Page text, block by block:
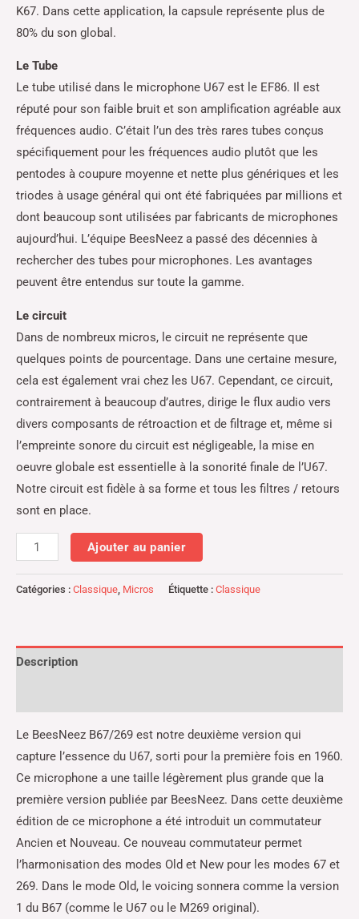
K67. Dans cette application, la capsule représente plus de
80% du son global.
Le Tube
Le tube utilisé dans le microphone U67 est le EF86. Il est
réputé pour son faible bruit et son amplification agréable aux
fréquences audio. C’était l’un des très rares tubes conçus
spécifiquement pour les fréquences audio plutôt que les
pentodes à coupure moyenne et nette plus génériques et les
triodes à usage général qui ont été fabriquées par millions et
dont beaucoup sont utilisées par fabricants de microphones
aujourd’hui. L’équipe BeesNeez a passé des décennies à
rechercher des tubes pour microphones. Les avantages
peuvent être entendus sur toute la gamme.
Le circuit
Dans de nombreux micros, le circuit ne représente que
quelques points de pourcentage. Dans une certaine mesure,
cela est également vrai chez les U67. Cependant, ce circuit,
contrairement à beaucoup d’autres, dirige le flux audio vers
divers composants de rétroaction et de filtrage et, même si
l’empreinte sonore du circuit est négligeable, la mise en
oeuvre globale est essentielle à la sonorité finale de l’U67.
Notre circuit est fidèle à sa forme et tous les filtres / retours
sont en place.
Ajouter au panier
Catégories : Classique Micros Étiquette : Classique
Description
Le BeesNeez B67/269 est notre deuxième version qui
capture l’essence du U67, sorti pour la première fois en 1960.
Ce microphone a une taille légèrement plus grande que la
première version publiée par BeesNeez. Dans cette deuxième
édition de ce microphone a été introduit un commutateur
Ancien et Nouveau. Ce nouveau commutateur permet
l’harmonisation des modes Old et New pour les modes 67 et
269. Dans le mode Old, le voicing sonnera comme la version
1 du B67 (comme le U67 ou le M269 original).